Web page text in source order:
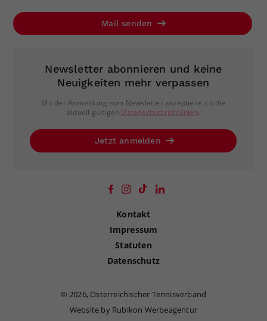
Mail senden
Newsletter abonnieren und keine
Neuigkeiten mehr verpassen
Mit der Anmeldung zum Newsletter akzeptiere ich die
aktuell gültigen Datenschutzrichtlinien.
Jetzt anmelden
Kontakt
Impressum
Statuten
Datenschutz
©2026, Österreichischer Tennisverband
Website by Rubikon Werbeagentur